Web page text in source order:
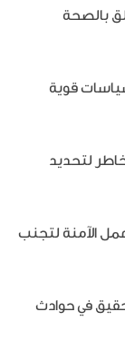
بالصحة
قوية
لتحديد
الآمنة لتجنب
في حوادث